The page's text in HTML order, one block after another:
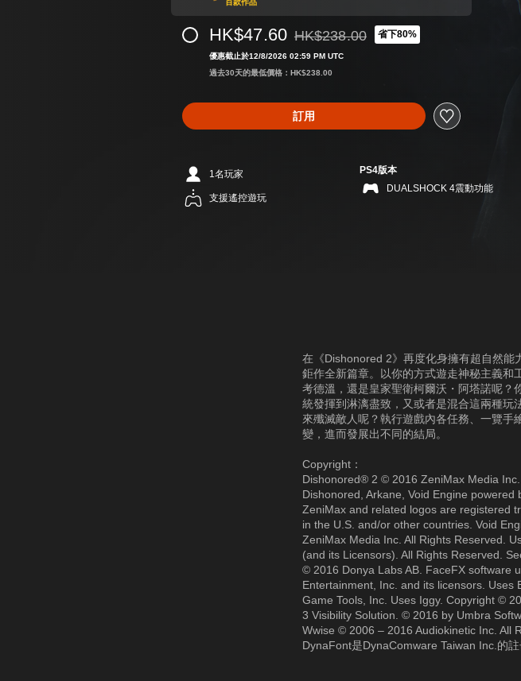
百款作品
HK$47.60 折扣前原價為HK$238.00
HK$238.00 省下80%
優惠截止於12/8/2026 02:59 PM UTC
過去30天的最低價格：HK$238.00
訂用
1名玩家
支援遙控遊玩
PS4版本
DUALSHOCK 4震動功能
在《Dishonored 2》再度化身擁有超自然
鉅作全新篇章。以你的方式遊走神秘主義和
考德溫，還是皇家聖衛柯爾沃・阿塔諾呢？
統發揮到淋漓盡致，又或者是混合這兩種玩
來殲滅敵人呢？執行遊戲內各任務、一覽手
變，進而發展出不同的結局。
Copyright：
Dishonored® 2 © 2016 ZeniMax Media
Dishonored, Arkane, Void Engine powered
ZeniMax and related logos are registered
in the U.S. and/or other countries. Void
ZeniMax Media Inc. All Rights Reserved.
(and its Licensors). All Rights Reserved.
© 2016 Donya Labs AB. FaceFX software
Entertainment, Inc. and its licensors.
Game Tools, Inc. Uses Iggy. Copyright ©
3 Visibility Solution. © 2016 by Umbra
Wwise © 2006 – 2016 Audiokinetic Inc. All
DynaFont是DynaComware Taiwan Inc.的註